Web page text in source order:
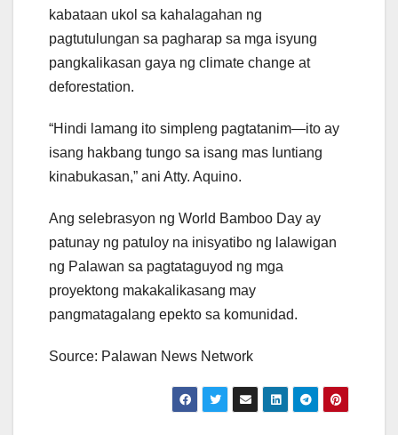
kabataan ukol sa kahalagahan ng
pagtutulungan sa pagharap sa mga isyung
pangkalikasan gaya ng climate change at
deforestation.
“Hindi lamang ito simpleng pagtatanim—ito ay
isang hakbang tungo sa isang mas luntiang
kinabukasan,” ani Atty. Aquino.
Ang selebrasyon ng World Bamboo Day ay
patunay ng patuloy na inisyatibo ng lalawigan
ng Palawan sa pagtataguyod ng mga
proyektong makakalikasang may
pangmatagalang epekto sa komunidad.
Source: Palawan News Network